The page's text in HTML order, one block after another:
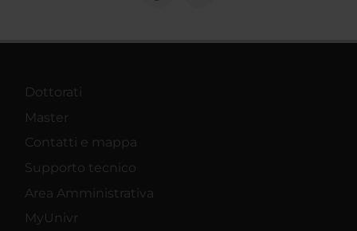
Dottorati
Master
Contatti e mappa
Supporto tecnico
Area Amministrativa
MyUnivr